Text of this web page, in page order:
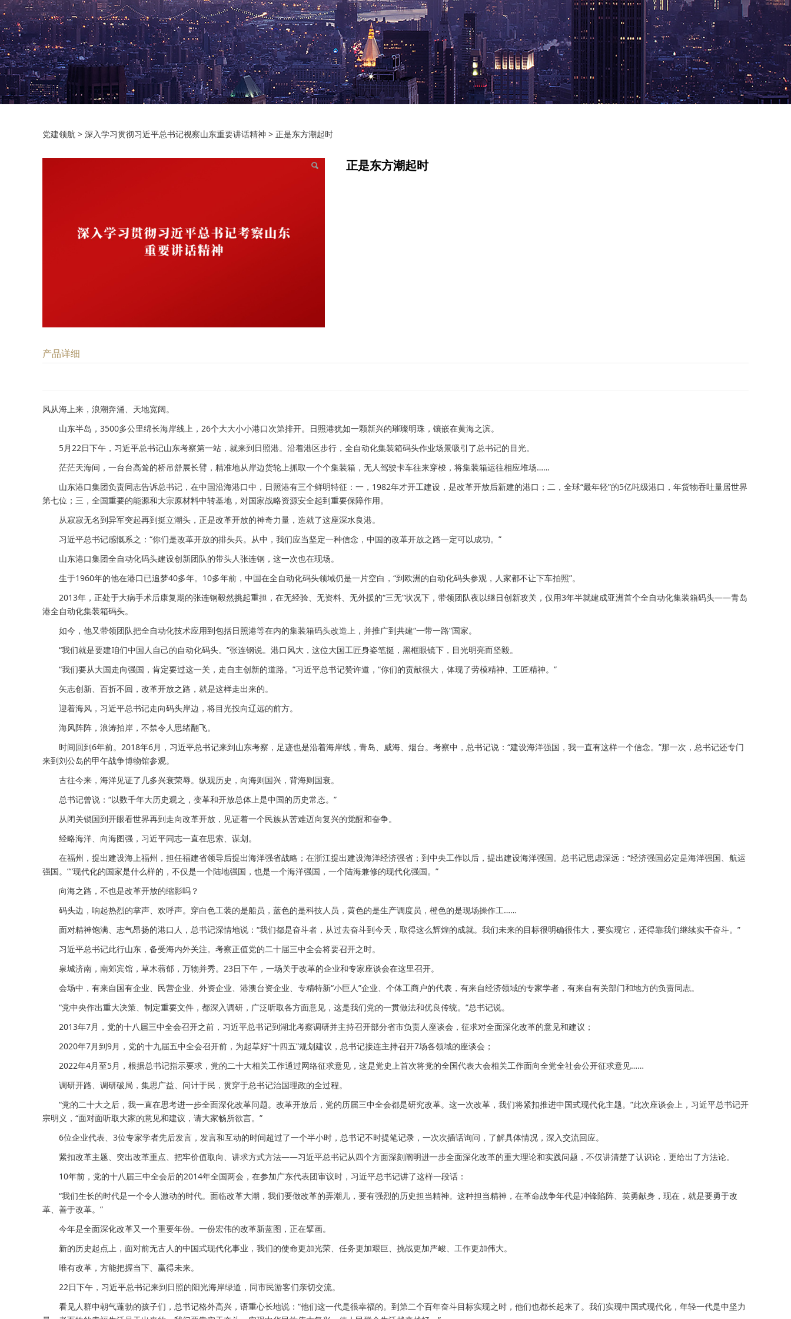
正是东方潮起时
党建领航 > 深入学习贯彻习近平总书记视察山东重要讲话精神 > 正是东方潮起时
正是东方潮起时
产品详细
风从海上来，浪潮奔涌、天地宽阔。
山东半岛，3500多公里绵长海岸线上，26个大大小小港口次第排开。日照港犹如一颗新兴的璀璨明珠，镶嵌在黄海之滨。
5月22日下午，习近平总书记山东考察第一站，就来到日照港。沿着港区步行，全自动化集装箱码头作业场景吸引了总书记的目光。
茫茫天海间，一台台高耸的桥吊舒展长臂，精准地从岸边货轮上抓取一个个集装箱，无人驾驶卡车往来穿梭，将集装箱运往相应堆场……
山东港口集团负责同志告诉总书记，在中国沿海港口中，日照港有三个鲜明特征：一，1982年才开工建设，是改革开放后新建的港口；二，全球“最年轻”的5亿吨级港口，年货物吞吐量居世界
第七位；三，全国重要的能源和大宗原材料中转基地，对国家战略资源安全起到重要保障作用。
从寂寂无名到异军突起再到挺立潮头，正是改革开放的神奇力量，造就了这座深水良港。
习近平总书记感慨系之：“你们是改革开放的排头兵。从中，我们应当坚定一种信念，中国的改革开放之路一定可以成功。”
山东港口集团全自动化码头建设创新团队的带头人张连钢，这一次也在现场。
生于1960年的他在港口已追梦40多年。10多年前，中国在全自动化码头领域仍是一片空白，“到欧洲的自动化码头参观，人家都不让下车拍照”。
2013年，正处于大病手术后康复期的张连钢毅然挑起重担，在无经验、无资料、无外援的“三无”状况下，带领团队夜以继日创新攻关，仅用3年半就建成亚洲首个全自动化集装箱码头——青岛
港全自动化集装箱码头。
如今，他又带领团队把全自动化技术应用到包括日照港等在内的集装箱码头改造上，并推广到共建“一带一路”国家。
“我们就是要建咱们中国人自己的自动化码头。”张连钢说。港口风大，这位大国工匠身姿笔挺，黑框眼镜下，目光明亮而坚毅。
“我们要从大国走向强国，肯定要过这一关，走自主创新的道路。”习近平总书记赞许道，“你们的贡献很大，体现了劳模精神、工匠精神。”
矢志创新、百折不回，改革开放之路，就是这样走出来的。
迎着海风，习近平总书记走向码头岸边，将目光投向辽远的前方。
海风阵阵，浪涛拍岸，不禁令人思绪翻飞。
时间回到6年前。2018年6月，习近平总书记来到山东考察，足迹也是沿着海岸线，青岛、威海、烟台。考察中，总书记说：“建设海洋强国，我一直有这样一个信念。”那一次，总书记还专门
来到刘公岛的甲午战争博物馆参观。
古往今来，海洋见证了几多兴衰荣辱。纵观历史，向海则国兴，背海则国衰。
总书记曾说：“以数千年大历史观之，变革和开放总体上是中国的历史常态。”
从闭关锁国到开眼看世界再到走向改革开放，见证着一个民族从苦难迈向复兴的觉醒和奋争。
经略海洋、向海图强，习近平同志一直在思索、谋划。
在福州，提出建设海上福州，担任福建省领导后提出海洋强省战略；在浙江提出建设海洋经济强省；到中央工作以后，提出建设海洋强国。总书记思虑深远：“经济强国必定是海洋强国、航运
强国。”“现代化的国家是什么样的，不仅是一个陆地强国，也是一个海洋强国，一个陆海兼修的现代化强国。”
向海之路，不也是改革开放的缩影吗？
码头边，响起热烈的掌声、欢呼声。穿白色工装的是船员，蓝色的是科技人员，黄色的是生产调度员，橙色的是现场操作工……
面对精神饱满、志气昂扬的港口人，总书记深情地说：“我们都是奋斗者，从过去奋斗到今天，取得这么辉煌的成就。我们未来的目标很明确很伟大，要实现它，还得靠我们继续实干奋斗。”
习近平总书记此行山东，备受海内外关注。考察正值党的二十届三中全会将要召开之时。
泉城济南，南郊宾馆，草木蓊郁，万物并秀。23日下午，一场关于改革的企业和专家座谈会在这里召开。
会场中，有来自国有企业、民营企业、外资企业、港澳台资企业、专精特新“小巨人”企业、个体工商户的代表，有来自经济领域的专家学者，有来自有关部门和地方的负责同志。
“党中央作出重大决策、制定重要文件，都深入调研，广泛听取各方面意见，这是我们党的一贯做法和优良传统。”总书记说。
2013年7月，党的十八届三中全会召开之前，习近平总书记到湖北考察调研并主持召开部分省市负责人座谈会，征求对全面深化改革的意见和建议；
2020年7月到9月，党的十九届五中全会召开前，为起草好“十四五”规划建议，总书记接连主持召开7场各领域的座谈会；
2022年4月至5月，根据总书记指示要求，党的二十大相关工作通过网络征求意见，这是党史上首次将党的全国代表大会相关工作面向全党全社会公开征求意见……
调研开路、调研破局，集思广益、问计于民，贯穿于总书记治国理政的全过程。
“党的二十大之后，我一直在思考进一步全面深化改革问题。改革开放后，党的历届三中全会都是研究改革。这一次改革，我们将紧扣推进中国式现代化主题。”此次座谈会上，习近平总书记开
宗明义，“面对面听取大家的意见和建议，请大家畅所欲言。”
6位企业代表、3位专家学者先后发言，发言和互动的时间超过了一个半小时，总书记不时提笔记录，一次次插话询问，了解具体情况，深入交流回应。
紧扣改革主题、突出改革重点、把牢价值取向、讲求方式方法——习近平总书记从四个方面深刻阐明进一步全面深化改革的重大理论和实践问题，不仅讲清楚了认识论，更给出了方法论。
10年前，党的十八届三中全会后的2014年全国两会，在参加广东代表团审议时，习近平总书记讲了这样一段话：
“我们生长的时代是一个令人激动的时代。面临改革大潮，我们要做改革的弄潮儿，要有强烈的历史担当精神。这种担当精神，在革命战争年代是冲锋陷阵、英勇献身，现在，就是要勇于改
革、善于改革。”
今年是全面深化改革又一个重要年份。一份宏伟的改革新蓝图，正在擘画。
新的历史起点上，面对前无古人的中国式现代化事业，我们的使命更加光荣、任务更加艰巨、挑战更加严峻、工作更加伟大。
唯有改革，方能把握当下、赢得未来。
22日下午，习近平总书记来到日照的阳光海岸绿道，同市民游客们亲切交流。
看见人群中朝气蓬勃的孩子们，总书记格外高兴，语重心长地说：“他们这一代是很幸福的。到第二个百年奋斗目标实现之时，他们也都长起来了。我们实现中国式现代化，年轻一代是中坚力